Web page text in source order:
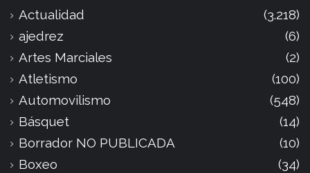
Actualidad
(3.218)
ajedrez
(6)
Artes Marciales
(2)
Atletismo
(100)
Automovilismo
(548)
Básquet
(14)
Borrador NO PUBLICADA
(10)
Boxeo
(34)